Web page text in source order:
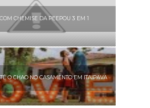
CHEMISE DA PEEPOU 3 EM 1
O CHAO NO CASAMENTO EM ITAIPAVA